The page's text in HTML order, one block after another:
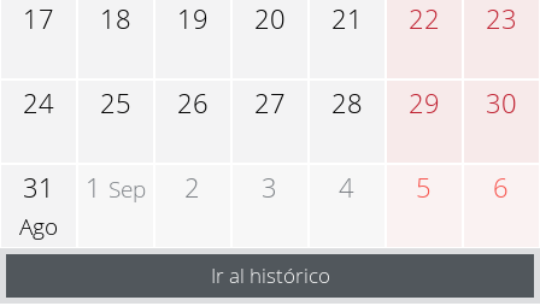
17 18 19 20 21 22 23
24 25 26 27 28 29 30
31
Ago
1 Sep 2 3 4 5 6
Ir al histórico